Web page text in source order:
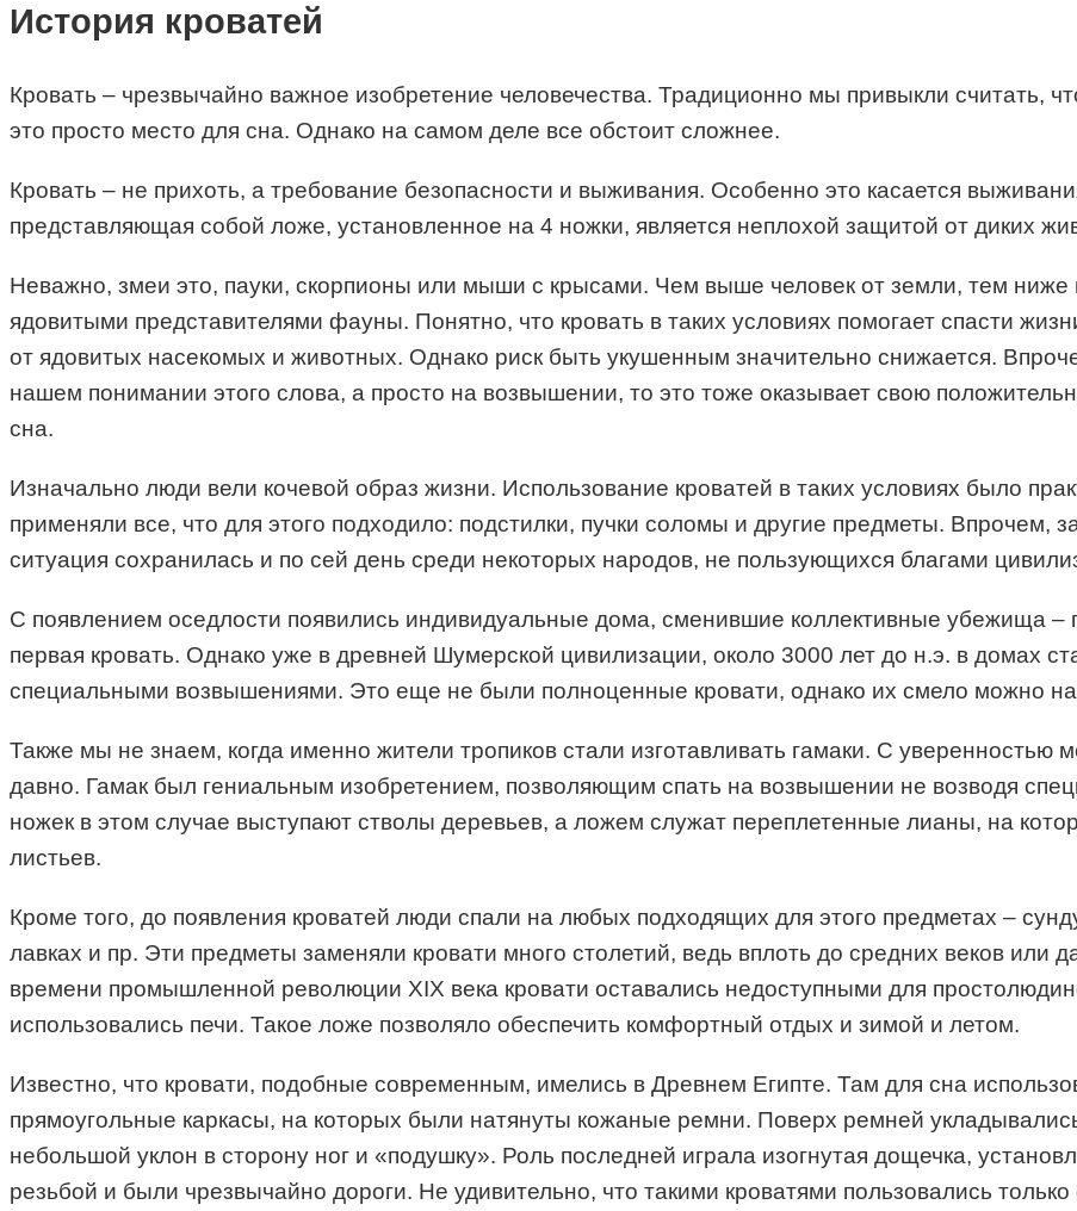
История кроватей
Кровать – чрезвычайно важное изобретение человечества. Традиционно мы привыкли считать,
это просто место для сна. Однако на самом деле все обстоит сложнее.
Кровать – не прихоть, а требование безопасности и выживания. Особенно это касается
представляющая собой ложе, установленное на 4 ножки, является неплохой защитой от диких
Неважно, змеи это, пауки, скорпионы или мыши с крысами. Чем выше человек от земли, тем ниже
ядовитыми представителями фауны. Понятно, что кровать в таких условиях помогает спасти
от ядовитых насекомых и животных. Однако риск быть укушенным значительно снижается.
нашем понимании этого слова, а просто на возвышении, то это тоже оказывает свою
сна.
Изначально люди вели кочевой образ жизни. Использование кроватей в таких условиях было
применяли все, что для этого подходило: подстилки, пучки соломы и другие предметы. Впрочем,
ситуация сохранилась и по сей день среди некоторых народов, не пользующихся благами
С появлением оседлости появились индивидуальные дома, сменившие коллективные убежища
первая кровать. Однако уже в древней Шумерской цивилизации, около 3000 лет до н.э. в домах
специальными возвышениями. Это еще не были полноценные кровати, однако их смело можно
Также мы не знаем, когда именно жители тропиков стали изготавливать гамаки. С уверенностью
давно. Гамак был гениальным изобретением, позволяющим спать на возвышении не возводя
ножек в этом случае выступают стволы деревьев, а ложем служат переплетенные лианы, на
листьев.
Кроме того, до появления кроватей люди спали на любых подходящих для этого предметах –
лавках и пр. Эти предметы заменяли кровати много столетий, ведь вплоть до средних веков или
времени промышленной революции XIX века кровати оставались недоступными для
использовались печи. Такое ложе позволяло обеспечить комфортный отдых и зимой и летом.
Известно, что кровати, подобные современным, имелись в Древнем Египте. Там для сна
прямоугольные каркасы, на которых были натянуты кожаные ремни. Поверх ремней
небольшой уклон в сторону ног и «подушку». Роль последней играла изогнутая дощечка,
резьбой и были чрезвычайно дороги. Не удивительно, что такими кроватями пользовались